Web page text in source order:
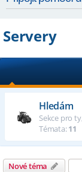
Servery
Hledám
Sekce pro
Témata:11
Nové téma